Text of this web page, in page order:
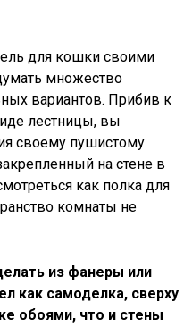
для кошки своими
множество
вариантов. Прибив к
лестницы, вы
своему пушистому
на стене в
как полка для
комнаты не
из фанеры или
как самоделка, сверху
обоями, что и стены